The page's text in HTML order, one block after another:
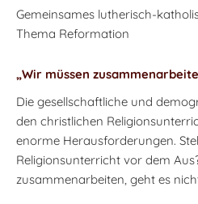
Gemeinsames lutherisch-
Thema Reformation
„Wir müssen
Die gesellschaftliche und
den christlichen
enorme Herausforderungen.
Religionsunterricht vor dem
zusammenarbeiten, geht es